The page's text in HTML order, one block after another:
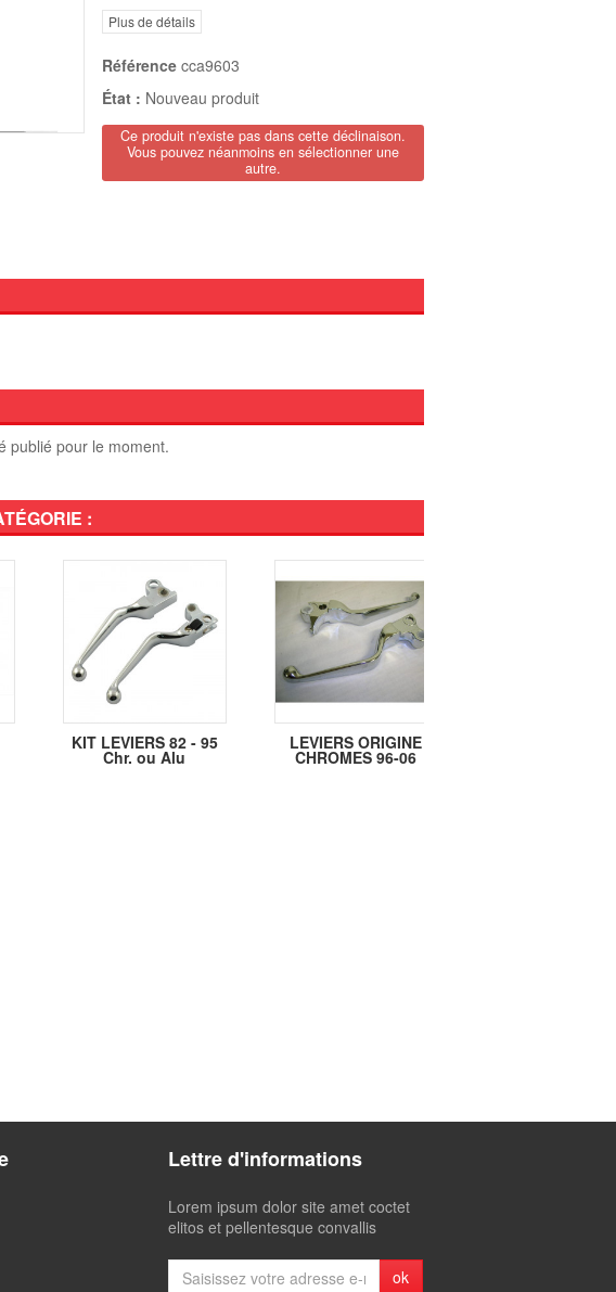
Plus de détails
Référence cca9603
État : Nouveau produit
Ce produit n'existe pas dans cette déclinaison.
Vous pouvez néanmoins en sélectionner une
autre.
publié pour le moment.
:
KIT LEVIERS 82 - 95
Chr. ou Alu
LEVIERS ORIGINE
CHROMES 96-06
Lettre d'informations
Lorem ipsum dolor site amet coctet
elitos et pellentesque convallis
ok